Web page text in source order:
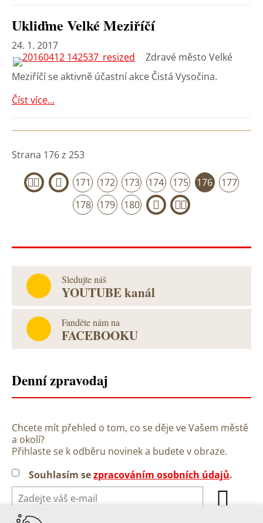
Ukliďme Velké Meziříčí
24. 1. 2017
Zdravé město Velké
Meziříčí se aktivně účastní akce Čistá Vysočina.
Číst více...
Strana 176 z 253
« ‹ 171 172 173 174 175 176
177
178
179 180 › »
Sledujte náš
YOUTUBE kanál
Fanděte nám na
FACEBOOKU
Denní zpravodaj
Chcete mít přehled o tom, co se děje ve Vašem městě
a okolí?
Přihlaste se k odběru novinek a budete v obraze.
Souhlasím sezpracováním osobních údajů.